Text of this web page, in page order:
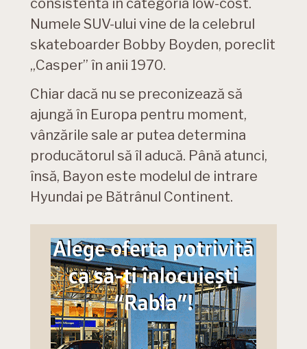
consistentă în categoria low-cost.
Numele SUV-ului vine de la celebrul
skateboarder Bobby Boyden, poreclit
„Casper” în anii 1970.
Chiar dacă nu se preconizează să
ajungă în Europa pentru moment,
vânzările sale ar putea determina
producătorul să îl aducă. Până atunci,
însă, Bayon este modelul de intrare
Hyundai pe Bătrânul Continent.